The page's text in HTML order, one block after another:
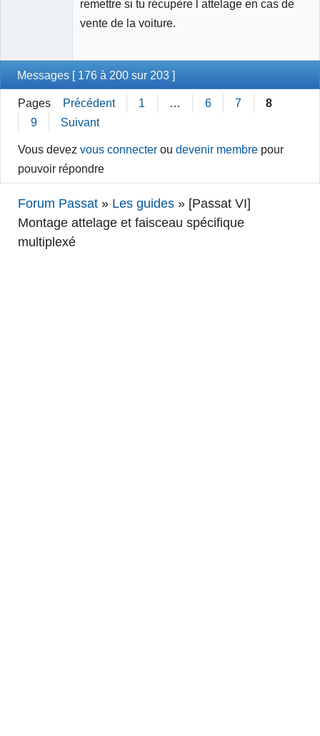
remettre si tu récupère l attelage en cas de
vente de la voiture.
Messages [ 176 à 200 sur 203 ]
Pages Précédent 1 … 6 7
8
9
Suivant
Vous devezvous connecter oudevenir membre pour
pouvoir répondre
Forum Passat » Les guides » [Passat VI]
Montage attelage et faisceau spécifique
multiplexé